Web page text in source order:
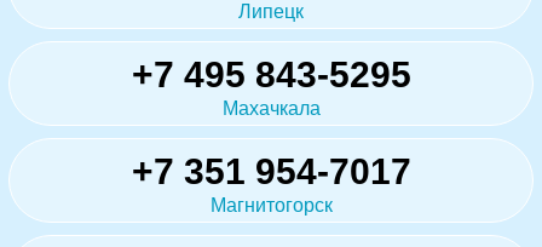
Липецк
+7 495 843-5295
Махачкала
+7 351 954-7017
Магнитогорск